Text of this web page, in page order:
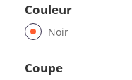
Couleur
Noir
Coupe